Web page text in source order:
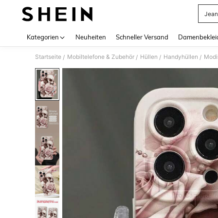
Kategorien Neuheiten Schneller Versand
Startseite / Mobiltelefone & Zubehör / Hüllen / Handyhüllen /